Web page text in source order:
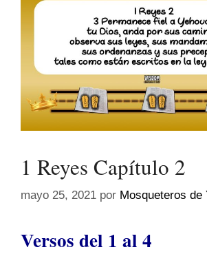
1 Reyes Capítulo 2
mayo 25, 2021 por Mosqueteros de
Versos del 1 al 4